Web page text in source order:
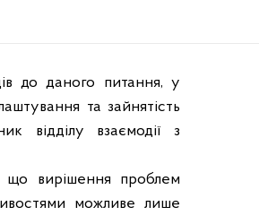
до даного питання, у
та зайнятість
відділу взаємодії з
що вирішення проблем
можливе лише